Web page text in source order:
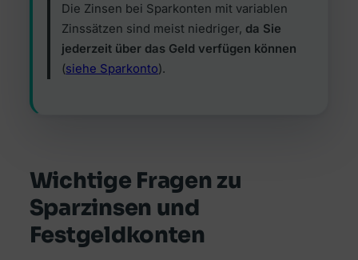
Die Zinsen bei Sparkonten mit variablen
Zinssätzen sind meist niedriger, da Sie
jederzeit über das Geld verfügen können
(siehe Sparkonto).
Wichtige Fragen zu
Sparzinsen und
Festgeldkonten